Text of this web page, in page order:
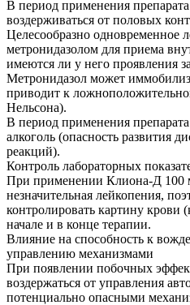
В период применения препарата
воздерживаться от половых
Целесообразно одновременное
метронидазолом для приема
имеются ли у него проявления
Метронидазол может
приводит к
Нельсона).
В период применения препарата
алкоголь (опасность развития
реакций).
Контроль лабораторных
При применении Клиона-Д 100
незначительная лейкопения,
контролировать картину крови
начале и в конце терапии.
Влияние на способность к
управлению механизмами
При появлении побочных
воздержаться от управления
потенциально опасными